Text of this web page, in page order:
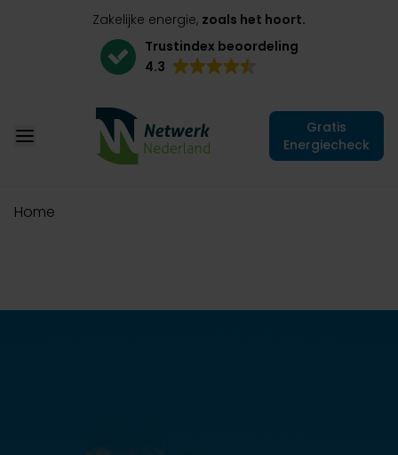
Zakelijke energie, zoals het hoort.
Trustindex beoordeling
4.3
Gratis
Energiecheck
Home